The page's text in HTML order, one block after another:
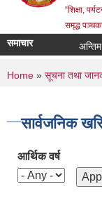
“शिक्षा,
समृद्ध
समाचार अन्तिम
You are
Home » सूचना तथा
सार्वजनिक
आर्थिक वर्ष